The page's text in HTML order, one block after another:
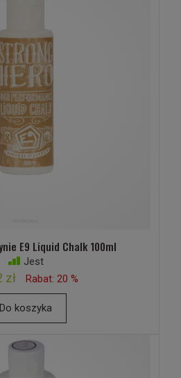
E9 Liquid Chalk 100ml
Jest
zł Rabat: 20 %
Do koszyka